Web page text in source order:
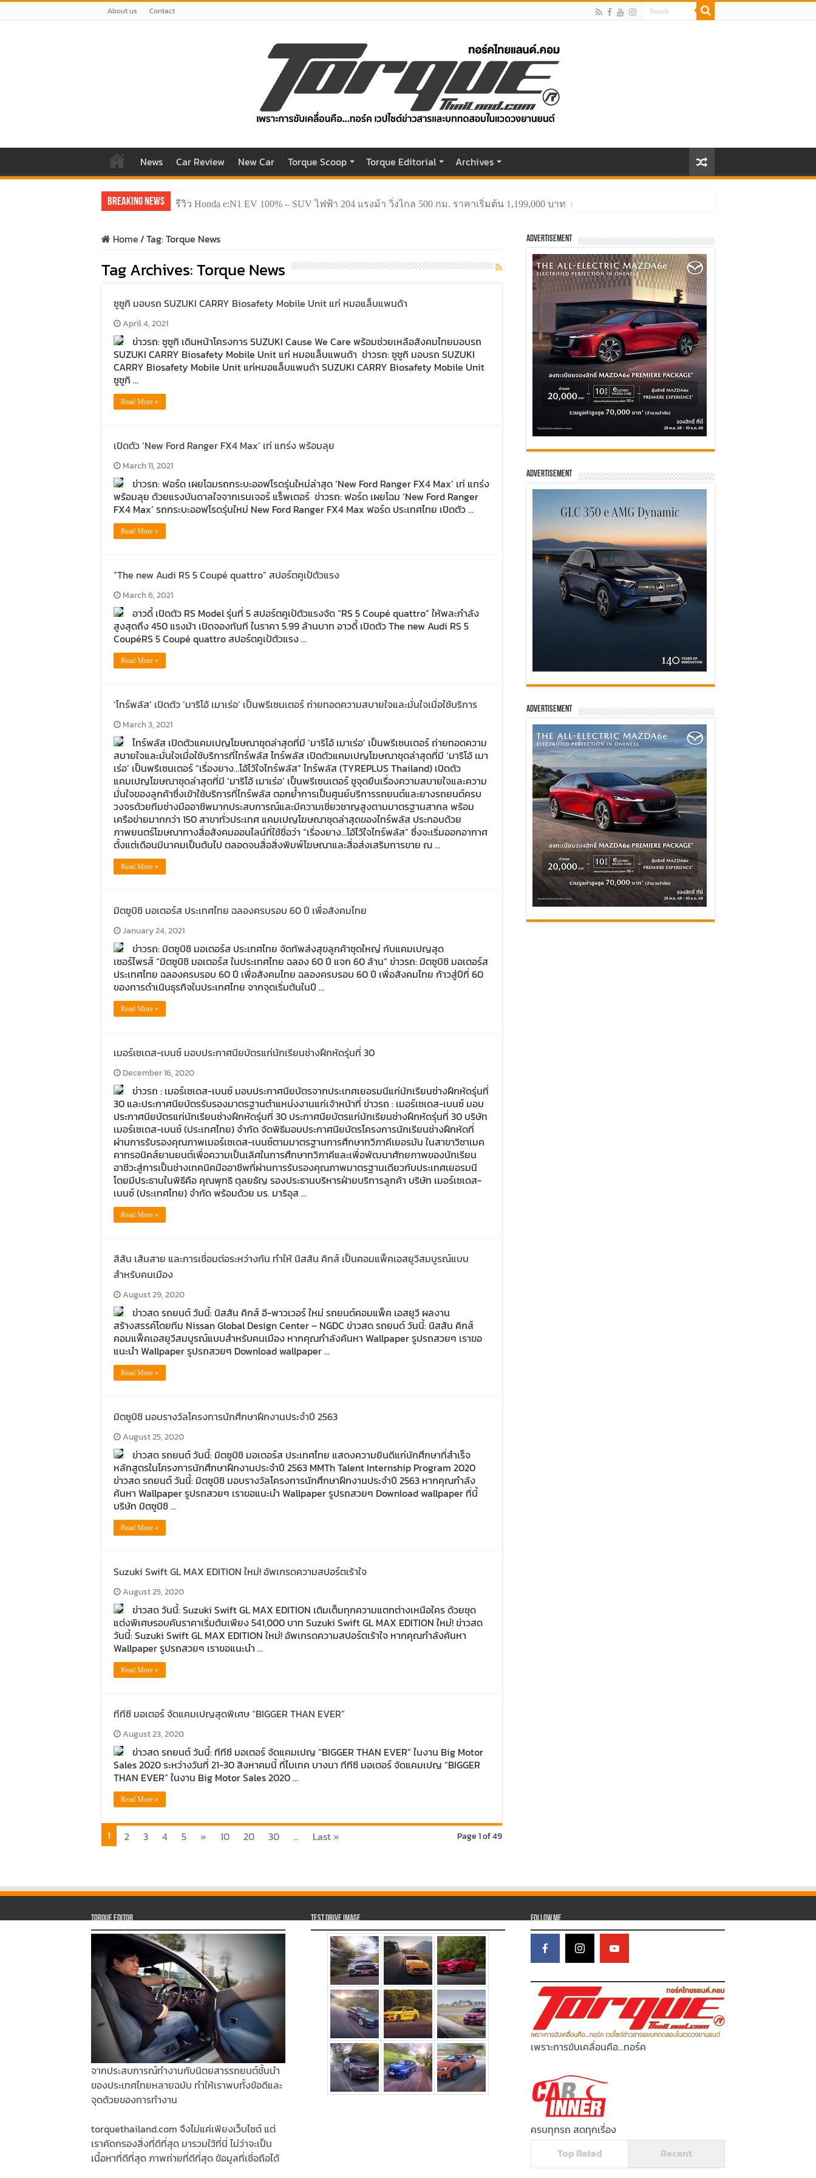
About us Contact
News Car Review New Car Torque Scoop Torque Editorial Archives
Breaking News รีวิว ลองขับ All New GWM HAVAL H6 ปรับโฉมหน้าใหม่หล่อกว่าเดิม พร้อมสมรรถนะที่ดียิ่งกว่า
Home/Tag:Torque News
Tag Archives:Torque News
ซูซูกิ มอบรถ SUZUKI CARRY Biosafety Mobile Unit แก่ หมอแล็บแพนด้า
April 4, 2021
ข่าวรถ: ซูซูกิ เดินหน้าโครงการ SUZUKI Cause We Care พร้อมช่วยเหลือสังคมไทยมอบรถ
SUZUKI CARRY Biosafety Mobile Unit แก่ หมอแล็บแพนด้า ข่าวรถ: ซูซูกิ มอบรถ SUZUKI
CARRY Biosafety Mobile Unit แก่หมอแล็บแพนด้า SUZUKI CARRY Biosafety Mobile Unit
ซูซูกิ …
Read More »
เปิดตัว ‘New Ford Ranger FX4 Max’ เท่ แกร่ง พร้อมลุย
March 11, 2021
ข่าวรถ: ฟอร์ด เผยโฉมรถกระบะออฟโรดรุ่นใหม่ล่าสุด ‘New Ford Ranger FX4 Max’ เท่ แกร่ง
พร้อมลุย ด้วยแรงบันดาลใจจากเรนเจอร์ แร็พเตอร์ ข่าวรถ: ฟอร์ด เผยโฉม ‘New Ford Ranger
FX4 Max’ รถกระบะออฟโรดรุ่นใหม่ New Ford Ranger FX4 Max ฟอร์ด ประเทศไทย เปิดตัว …
Read More »
“The new Audi RS 5 Coupé quattro” สปอร์ตคูเป้ตัวแรง
March 6, 2021
อาวดี้ เปิดตัว RS Model รุ่นที่ 5 สปอร์ตคูเป้ตัวแรงจัด “RS 5 Coupé quattro” ให้พละกำลัง
สูงสุดถึง 450 แรงม้า เปิดจองทันที ในราคา 5.99 ล้านบาท อาวดี้ เปิดตัว The new Audi RS 5
CoupéRS 5 Coupé quattro สปอร์ตคูเป้ตัวแรง …
Read More »
‘ไทร์พลัส’ เปิดตัว ‘มาริโอ้ เมาเร่อ’ เป็นพรีเซนเตอร์ ถ่ายทอดความสบายใจและมั่นใจเมื่อใช้บริการ
March 3, 2021
ไทร์พลัส เปิดตัวแคมเปญโฆษณาชุดล่าสุดที่มี ‘มาริโอ้ เมาเร่อ’ เป็นพรีเซนเตอร์ ถ่ายทอดความ
สบายใจและมั่นใจเมื่อใช้บริการที่ไทร์พลัส ไทร์พลัส เปิดตัวแคมเปญโฆษณาชุดล่าสุดที่มี ‘มาริโอ้ เมา
เร่อ’ เป็นพรีเซนเตอร์ “เรื่องยาง…โอ้ไว้ใจไทร์พลัส” ไทร์พลัส (TYREPLUS Thailand) เปิดตัว
แคมเปญโฆษณาชุดล่าสุดที่มี ‘มาริโอ้ เมาเร่อ’ เป็นพรีเซนเตอร์ ชูจุดยืนเรื่องความสบายใจและความ
มั่นใจของลูกค้าซึ่งเข้าใช้บริการที่ไทร์พลัส ตอกย้ำการเป็นศูนย์บริการรถยนต์และยางรถยนต์ครบ
วงจรด้วยทีมช่างมืออาชีพมากประสบการณ์และมีความเชี่ยวชาญสูงตามมาตรฐานสากล พร้อม
เครือข่ายมากกว่า 150 สาขาทั่วประเทศ แคมเปญโฆษณาชุดล่าสุดของไทร์พลัส ประกอบด้วย
ภาพยนตร์โฆษณาทางสื่อสังคมออนไลน์ที่ใช้ชื่อว่า “เรื่องยาง…โอ้ไว้ใจไทร์พลัส” ซึ่งจะเริ่มออกอากาศ
ตั้งแต่เดือนมีนาคมเป็นต้นไป ตลอดจนสื่อสิ่งพิมพ์โฆษณาและสื่อส่งเสริมการขาย ณ …
Read More »
มิตซูบิชิ มอเตอร์ส ประเทศไทย ฉลองครบรอบ 60 ปี เพื่อสังคมไทย
January 24, 2021
ข่าวรถ: มิตซูบิชิ มอเตอร์ส ประเทศไทย จัดทัพส่งสุขลูกค้าชุดใหญ่ กับแคมเปญสุด
เซอร์ไพรส์ “มิตซูบิชิ มอเตอร์ส ในประเทศไทย ฉลอง 60 ปี แจก 60 ล้าน” ข่าวรถ: มิตซูบิชิ มอเตอร์ส
ประเทศไทย ฉลองครบรอบ 60 ปี เพื่อสังคมไทย ฉลองครบรอบ 60 ปี เพื่อสังคมไทย ก้าวสู่ปีที่ 60
ของการดำเนินธุรกิจในประเทศไทย จากจุดเริ่มต้นในปี …
Read More »
เมอร์เซเดส-เบนซ์ มอบประกาศนียบัตรแก่นักเรียนช่างฝึกหัดรุ่นที่ 30
December 16, 2020
ข่าวรถ : เมอร์เซเดส-เบนซ์ มอบประกาศนียบัตรจากประเทศเยอรมนีแก่นักเรียนช่างฝึกหัดรุ่นที่
30 และประกาศนียบัตรรับรองมาตรฐานตำแหน่งงานแก่เจ้าหน้าที่ ข่าวรถ : เมอร์เซเดส-เบนซ์ มอบ
ประกาศนียบัตรแก่นักเรียนช่างฝึกหัดรุ่นที่ 30 ประกาศนียบัตรแก่นักเรียนช่างฝึกหัดรุ่นที่ 30 บริษัท
เมอร์เซเดส-เบนซ์ (ประเทศไทย) จำกัด จัดพิธีมอบประกาศนียบัตรโครงการนักเรียนช่างฝึกหัดที่
ผ่านการรับรองคุณภาพเมอร์เซเดส-เบนซ์ตามมาตรฐานการศึกษาทวิภาคีเยอรมัน ในสาขาวิชาเมค
คาทรอนิคส์ยานยนต์เพื่อความเป็นเลิศในการศึกษาทวิภาคีและเพื่อพัฒนาศักยภาพของนักเรียน
อาชีวะสู่การเป็นช่างเทคนิคมืออาชีพที่ผ่านการรับรองคุณภาพมาตรฐานเดียวกับประเทศเยอรมนี
โดยมีประธานในพิธีคือ คุณพุทธิ ตุลยธัญ รองประธานบริหารฝ่ายบริการลูกค้า บริษัท เมอร์เซเดส-
เบนซ์ (ประเทศไทย) จำกัด พร้อมด้วย มร. มาริอุส …
Read More »
สีสัน เส้นสาย และการเชื่อมต่อระหว่างกัน ทำให้ นิสสัน คิกส์ เป็นคอมแพ็คเอสยูวีสมบูรณ์แบบ
สำหรับคนเมือง
August 29, 2020
ข่าวสด รถยนต์ วันนี้: นิสสัน คิกส์ อี-พาวเวอร์ ใหม่ รถยนต์คอมแพ็ค เอสยูวี ผลงาน
สร้างสรรค์โดยทีม Nissan Global Design Center – NGDC ข่าวสด รถยนต์ วันนี้: นิสสัน คิกส์
คอมแพ็คเอสยูวีสมบูรณ์แบบสำหรับคนเมือง หากคุณกำลังค้นหา Wallpaper รูปรถสวยๆ เราขอ
แนะนำ Wallpaper รูปรถสวยๆ Download wallpaper …
Read More »
มิตซูบิชิ มอบรางวัลโครงการนักศึกษาฝึกงานประจำปี 2563
August 25, 2020
ข่าวสด รถยนต์ วันนี้: มิตซูบิชิ มอเตอร์ส ประเทศไทย แสดงความยินดีแก่นักศึกษาที่สำเร็จ
หลักสูตรในโครงการนักศึกษาฝึกงานประจำปี 2563 MMTh Talent Internship Program 2020
ข่าวสด รถยนต์ วันนี้: มิตซูบิชิ มอบรางวัลโครงการนักศึกษาฝึกงานประจำปี 2563 หากคุณกำลัง
ค้นหา Wallpaper รูปรถสวยๆ เราขอแนะนำ Wallpaper รูปรถสวยๆ Download wallpaper ที่นี้
บริษัท มิตซูบิชิ …
Read More »
Suzuki Swift GL MAX EDITION ใหม่! อัพเกรดความสปอร์ตเร้าใจ
August 25, 2020
ข่าวสด วันนี้: Suzuki Swift GL MAX EDITION เติมเต็มทุกความแตกต่างเหนือใคร ด้วยชุด
แต่งพิเศษรอบคันราคาเริ่มต้นเพียง 541,000 บาท Suzuki Swift GL MAX EDITION ใหม่! ข่าวสด
วันนี้: Suzuki Swift GL MAX EDITION ใหม่! อัพเกรดความสปอร์ตเร้าใจ หากคุณกำลังค้นหา
Wallpaper รูปรถสวยๆ เราขอแนะนำ …
Read More »
ทีทีซี มอเตอร์ จัดแคมเปญสุดพิเศษ “BIGGER THAN EVER”
August 23, 2020
ข่าวสด รถยนต์ วันนี้: ทีทีซี มอเตอร์ จัดแคมเปญ “BIGGER THAN EVER” ในงาน Big Motor
Sales 2020 ระหว่างวันที่ 21-30 สิงหาคมนี้ ที่ไบเทค บางนา ทีทีซี มอเตอร์ จัดแคมเปญ “BIGGER
THAN EVER” ในงาน Big Motor Sales 2020 …
Read More »
Page 1 of 49
1 2 3 4 5 » 10 20 30 ... Last »
Advertisement
Advertisement
Advertisement
Torque Editor
จากประสบการณ์ทำงานกับนิตยสารรถยนต์ชั้นนำ
ของประเทศไทยหลายฉบับ ทำให้เราพบทั้งข้อดีและ
จุดด้วยของการทำงาน
torquethailand.com จึงไม่แค่เพียงเว็บไซต์ แต่
เราคัดกรองสิ่งที่ดีที่สุด มารวมใว้ที่นี่ ไม่ว่าจะเป็น
เนื้อหาที่ดีที่สุด ภาพถ่ายที่ดีที่สุด ข้อมูลที่เชื่อถือได้
Test Drive Image Follow Me
เพราะการขับเคลื่อนคือ...ทอร์ค
ครบทุกรถ สดทุกเรื่อง
Top Rated
Recent